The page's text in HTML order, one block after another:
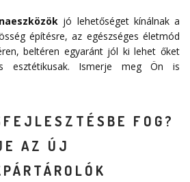
jó lehetőséget kínálnak a
építésre, az egészséges életmód
beltéren egyaránt jól ki lehet őket
esztétikusak. Ismerje meg Ön is
FOG?
AZ ÚJ